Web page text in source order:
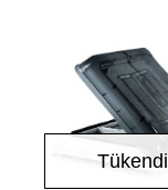
Tükendi